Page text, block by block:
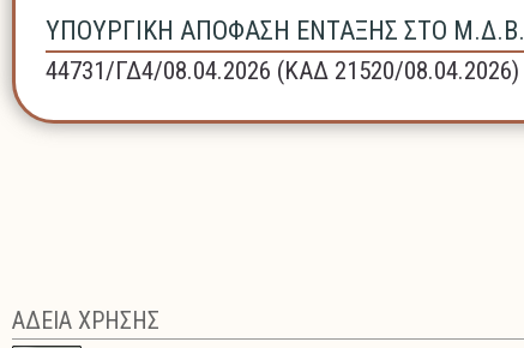
ΥΠΟΥΡΓΙΚΗ ΑΠΟΦΑΣΗ ΕΝΤΑΞΗΣ ΣΤΟ Μ.Δ.Β.
44731/ΓΔ4/08.04.2026 (ΚΑΔ 21520/08.04.2026)
ΑΔΕΙΑ ΧΡΗΣΗΣ